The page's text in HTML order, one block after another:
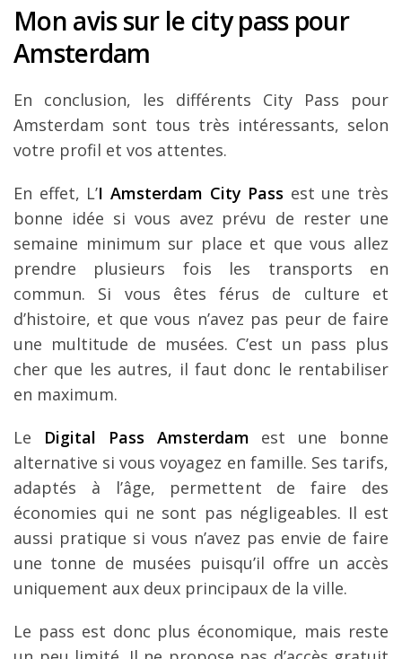
Mon avis sur le city pass pour
Amsterdam
En conclusion, les différents City Pass pour
Amsterdam sont tous très intéressants, selon
votre profil et vos attentes.
En effet, L’I Amsterdam City Pass est une très
bonne idée si vous avez prévu de rester une
semaine minimum sur place et que vous allez
prendre plusieurs fois les transports en
commun. Si vous êtes férus de culture et
d’histoire, et que vous n’avez pas peur de faire
une multitude de musées. C’est un pass plus
cher que les autres, il faut donc le rentabiliser
en maximum.
Le Digital Pass Amsterdam est une bonne
alternative si vous voyagez en famille. Ses tarifs,
adaptés à l’âge, permettent de faire des
économies qui ne sont pas négligeables. Il est
aussi pratique si vous n’avez pas envie de faire
une tonne de musées puisqu’il offre un accès
uniquement aux deux principaux de la ville.
Le pass est donc plus économique, mais reste